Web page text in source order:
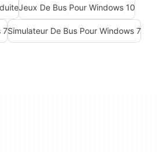
Jeux De Bus Pour Windows 10
7Simulateur De Bus Pour Windows 7